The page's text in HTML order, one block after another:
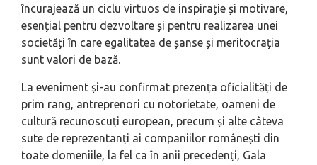
încurajează un ciclu virtuos de inspirație și motivare,
esențial pentru dezvoltare și pentru realizarea unei
societăți în care egalitatea de șanse și meritocrația
sunt valori de bază.
La eveniment și-au confirmat prezența oficialități de
prim rang, antreprenori cu notorietate, oameni de
cultură recunoscuți european, precum și alte câteva
sute de reprezentanți ai companiilor românești din
toate domeniile, la fel ca în anii precedenți, Gala